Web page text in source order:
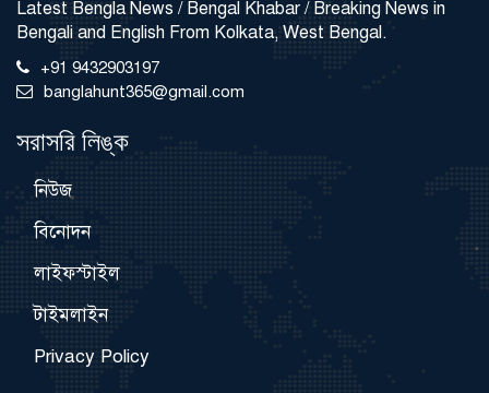
Latest Bengla News / Bengal Khabar / Breaking News in
Bengali and English From Kolkata, West Bengal.
+91 9432903197
banglahunt365@gmail.com
সরাসরি লিঙ্ক
নিউজ
বিনোদন
লাইফস্টাইল
টাইমলাইন
Privacy Policy